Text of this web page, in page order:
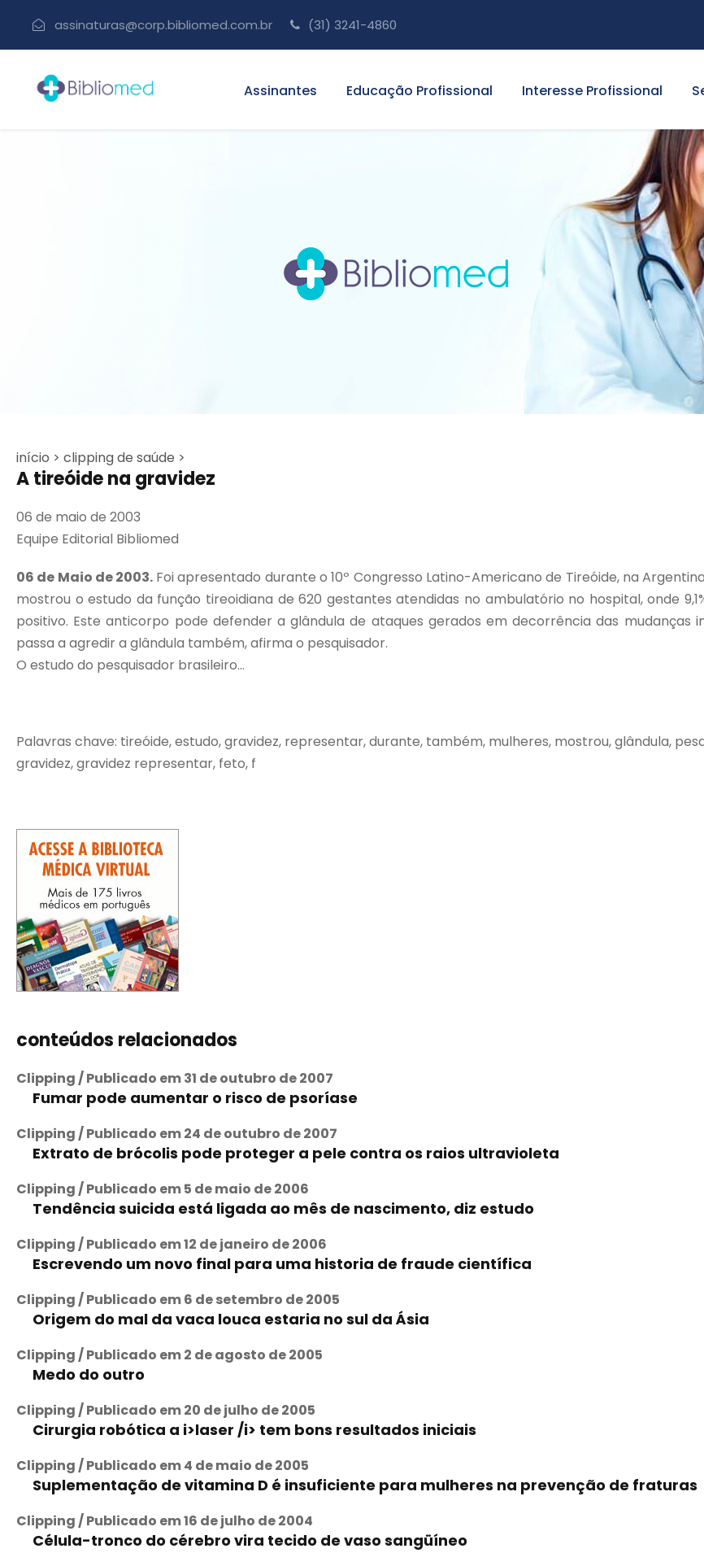
assinaturas@corp.bibliomed.com.br (31) 3241-4860
Assinantes Educação Profissional Interesse Profissional
início > clipping de saúde >
A tireóide na gravidez
06 de maio de 2003
Equipe Editorial Bibliomed
06 de Maio de 2003. Foi apresentado durante o 10º Congresso Latino-Americano de Tireóide, na
mostrou o estudo da função tireoidiana de 620 gestantes atendidas no ambulatório no hospital, onde
positivo. Este anticorpo pode defender a glândula de ataques gerados em decorrência das mudanças
passa a agredir a glândula também, afirma o pesquisador.
O estudo do pesquisador brasileiro...
Palavras chave: tireóide, estudo, gravidez, representar, durante, também, mulheres, mostrou, glândula,
gravidez, gravidez representar, feto, f
conteúdos relacionados
Clipping / Publicado em 31 de outubro de 2007
Fumar pode aumentar o risco de psoríase
Clipping / Publicado em 24 de outubro de 2007
Extrato de brócolis pode proteger a pele contra os raios ultravioleta
Clipping / Publicado em 5 de maio de 2006
Tendência suicida está ligada ao mês de nascimento, diz estudo
Clipping / Publicado em 12 de janeiro de 2006
Escrevendo um novo final para uma historia de fraude científica
Clipping / Publicado em 6 de setembro de 2005
Origem do mal da vaca louca estaria no sul da Ásia
Clipping / Publicado em 2 de agosto de 2005
Medo do outro
Clipping / Publicado em 20 de julho de 2005
Cirurgia robótica a i>laser /i> tem bons resultados iniciais
Clipping / Publicado em 4 de maio de 2005
Suplementação de vitamina D é insuficiente para mulheres na prevenção de fraturas
Clipping / Publicado em 16 de julho de 2004
Célula-tronco do cérebro vira tecido de vaso sangüíneo